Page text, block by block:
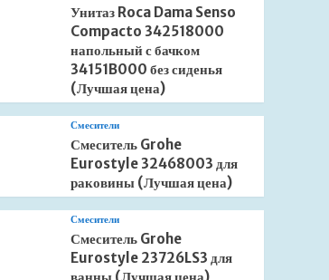
Унитаз Roca Dama Senso
Compacto 342518000
напольный с бачком
34151B000 без сиденья
(Лучшая цена)
Смесители
Смеситель Grohe
Eurostyle 32468003 для
раковины (Лучшая цена)
Смесители
Смеситель Grohe
Eurostyle 23726LS3 для